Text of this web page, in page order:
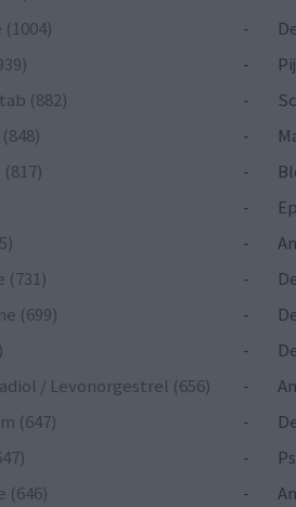
-
-
(882)
-
-
-
-
-
(731)
-
(699)
-
-
/ Levonorgestrel (656)
-
(647)
-
-
(646)
-